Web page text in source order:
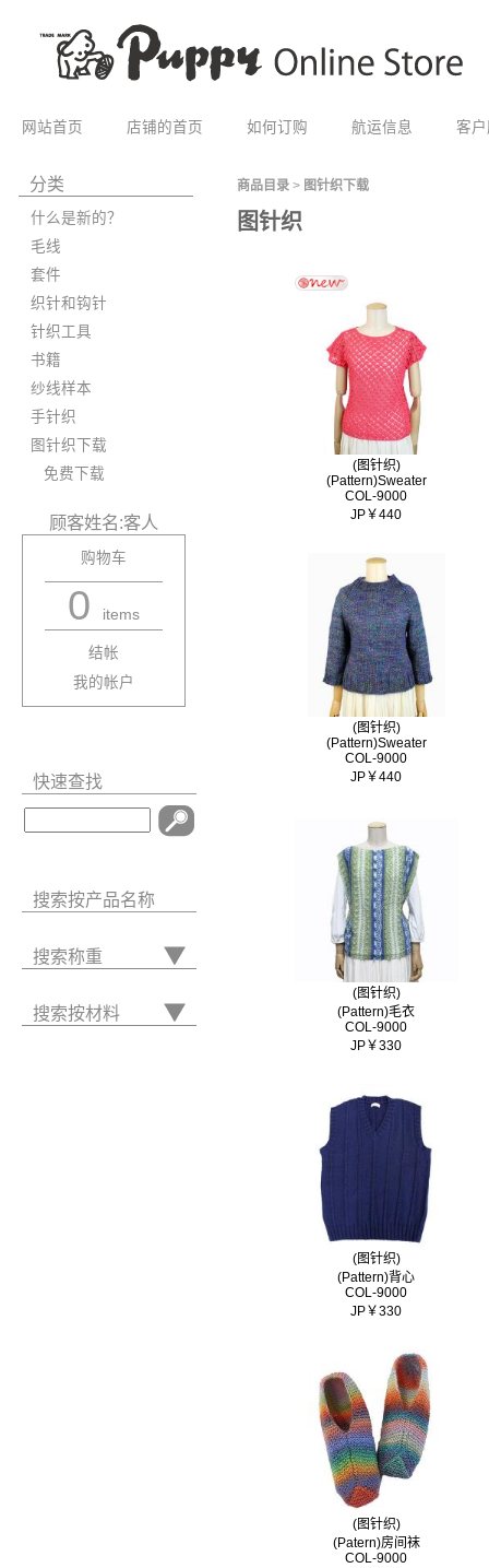
网站首页 店铺的首页 如何订购 航运信息 客
分类
什么是新的？
毛线
套件
织针和钩针
针织工具
书籍
纱线样本
手针织
图针织下载
免费下载
顾客姓名:客人
购物车
0 items
结帐
我的帐户
快速查找
搜索按产品名称
搜索称重
搜索按材料
商品目录 > 图针织下载
图针织
(图针织)
(Pattern)Sweater
COL-9000
JP￥440
(图针织)
(Pattern)Sweater
COL-9000
JP￥440
(图针织)
(Pattern)毛衣
COL-9000
JP￥330
(图针织)
(Pattern)背心
COL-9000
JP￥330
(图针织)
(Patern)房间袜
COL-9000